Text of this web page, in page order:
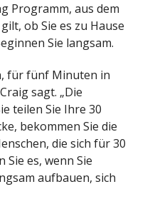
Programm, aus dem
ob Sie es zu Hause
Sie langsam.
für fünf Minuten in
sagt. „Die
teilen Sie Ihre 30
bekommen Sie die
die sich für 30
es, wenn Sie
aufbauen, sich